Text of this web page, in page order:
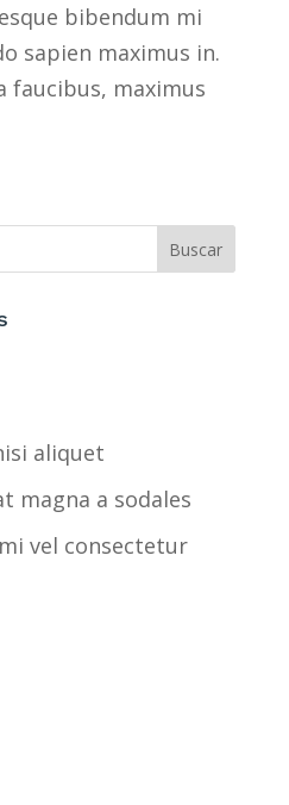
bibendum mi
sapien maximus in.
faucibus, maximus
aliquet
magna a sodales
vel consectetur